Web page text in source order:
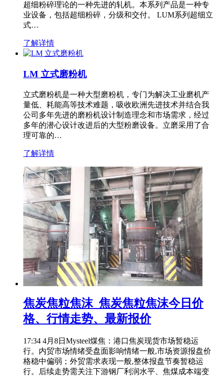
超细粉碎理论的一种先进的轧机。本系列产品是一种专
业设备，包括超细粉碎，分级和交付。 LUM系列超细立
式…
了解详情
LM 立式磨粉机
立式磨粉机是一种大型磨粉机，专门为解决工业磨机产
量低、耗能高等技术难题，吸收欧洲先进技术并结合我
公司多年先进的磨粉机设计制造理念和市场需求，经过
多年的潜心设计改进后的大型粉磨设备。立磨采用了合
理可靠的…
了解详情
焦炭焦粒焦沫_焦炭焦粒焦沫今日价
格、行情走势、最新报价
17:34 4月8日Mysteel煤焦：港口焦炭现货市场暂稳运
行。内贸市场情绪受盘面影响情绪一般,市场资源报盘价
格稳中偏弱；外贸需求表现一般,整体报盘节奏暂稳运
行。后续走势需关注下游钢厂利润水平、焦煤成本端变